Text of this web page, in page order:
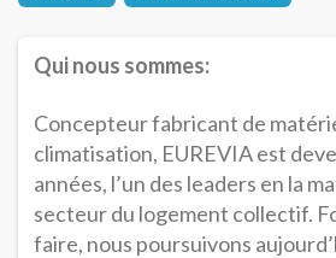
Qui nous sommes:
Concepteur fabricant de
climatisation, EUREVIA est
années, l’un des leaders en la
secteur du logement collectif.
faire, nous poursuivons